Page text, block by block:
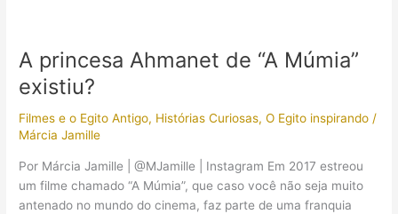
A princesa Ahmanet de “A Múmia”
existiu?
Filmes e o Egito Antigo, Histórias Curiosas,O Egito inspirando /
Márcia Jamille
Por Márcia Jamille | @MJamille | Instagram Em 2017 estreou
um filme chamado “A Múmia”, que caso você não seja muito
antenado no mundo do cinema, faz parte de uma franquia